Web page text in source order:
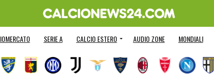
SERIE A CALCIO ESTERO AUDIO ZONE MONDIALI